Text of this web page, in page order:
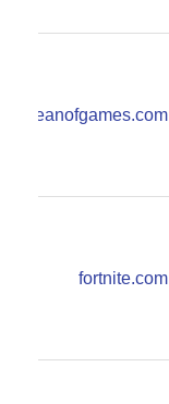
oceanofgames.com
fortnite.com